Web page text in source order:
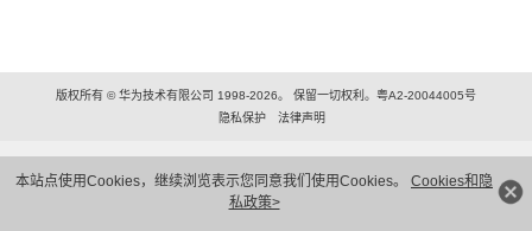
本站点使用Cookies，继续浏览表示您同意我们使用Cookies。 Cookies和隐
私政策>
版权所有 © 华为技术有限公司 1998-2026。 保留一切权利。粤A2-20044005号
隐私保护
法律声明